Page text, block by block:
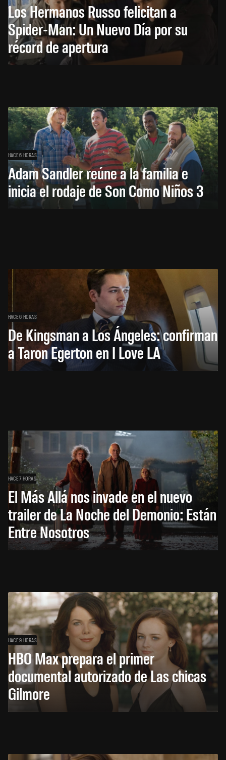
Los Hermanos Russo felicitan a
Spider-Man: Un Nuevo Día por su
récord de apertura
HACE 6 HORAS
Adam Sandler reúne a la familia e
inicia el rodaje de Son Como Niños 3
HACE 6 HORAS
De Kingsman a Los Ángeles: confirman
a Taron Egerton en I Love LA
HACE 7 HORAS
El Más Allá nos invade en el nuevo
trailer de La Noche del Demonio: Están
Entre Nosotros
HACE 9 HORAS
HBO Max prepara el primer
documental autorizado de Las chicas
Gilmore